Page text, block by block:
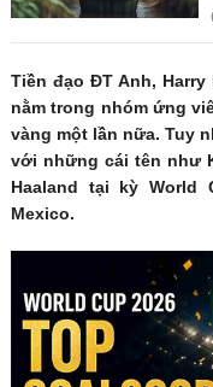
Tiền đạo ĐT Anh,
nằm trong nhóm ứng
vàng một lần nữa. Tuy
với những cái tên như
Haaland tại kỳ World
Mexico.